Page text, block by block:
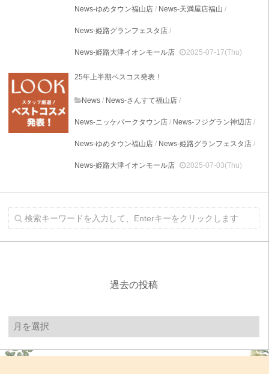
News-ゆめタウン福山店 / News-天満屋店福山 /
News-姫路グランフェスタ店 /
News-姫路大津イオンモール店 2025-07-17(Thu)
25年上半期ベスコス発表！
News / News-さんすて福山店 /
News-ニッケパークタウン店 / News-フジグラン神辺店 /
News-ゆめタウン福山店 / News-姫路グランフェスタ店 /
News-姫路大津イオンモール店 2025-07-03(Thu)
過去の投稿
去
投